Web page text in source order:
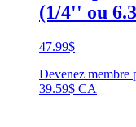
(1/4'' ou
47.99$
Devenez membre
39.59$ CA